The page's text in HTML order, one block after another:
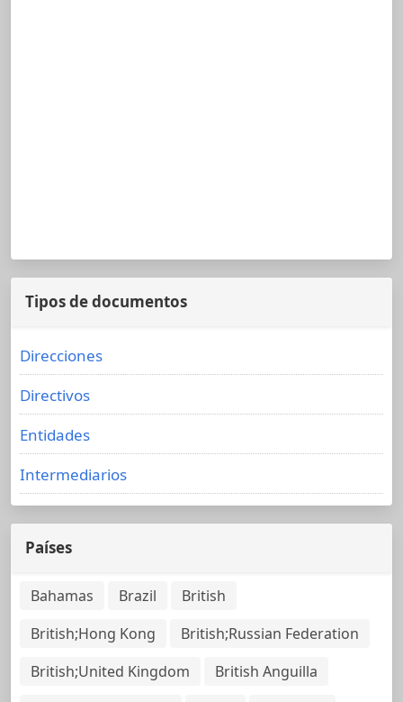
Tipos de documentos
Direcciones
Directivos
Entidades
Intermediarios
Países
Bahamas Brazil
British
British;Hong Kong
British;Russian Federation
British;United Kingdom
British Anguilla